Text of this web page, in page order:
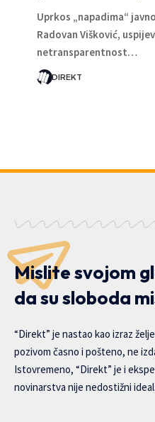
Uprkos „napadima“
Radovan Višković,
netransparentnost…
DIREKT
Mislite svojom
da su sloboda
“Direkt” je nastao kao izraz
pozivom časno i pošteno, ne
Istovremeno, “Direkt” je i
novinarstva nije nedostižni ideal.